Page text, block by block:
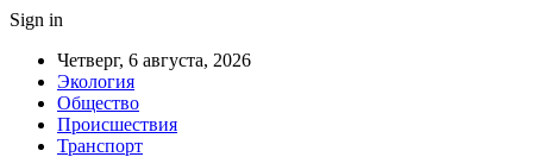
Sign in
Четверг, 6 августа, 2026
Экология
Общество
Происшествия
Транспорт